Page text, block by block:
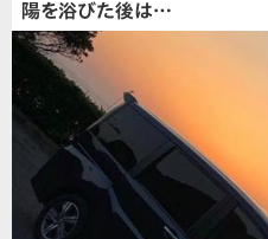
陽を浴びた後は…